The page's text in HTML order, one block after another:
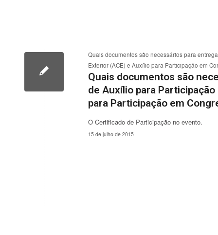
Quais documentos são necessários para
Exterior (ACE) e Auxílio para Participação em
Quais documentos são
de Auxílio para
para Participação em
O Certificado de Participação no evento.
15 de julho de 2015